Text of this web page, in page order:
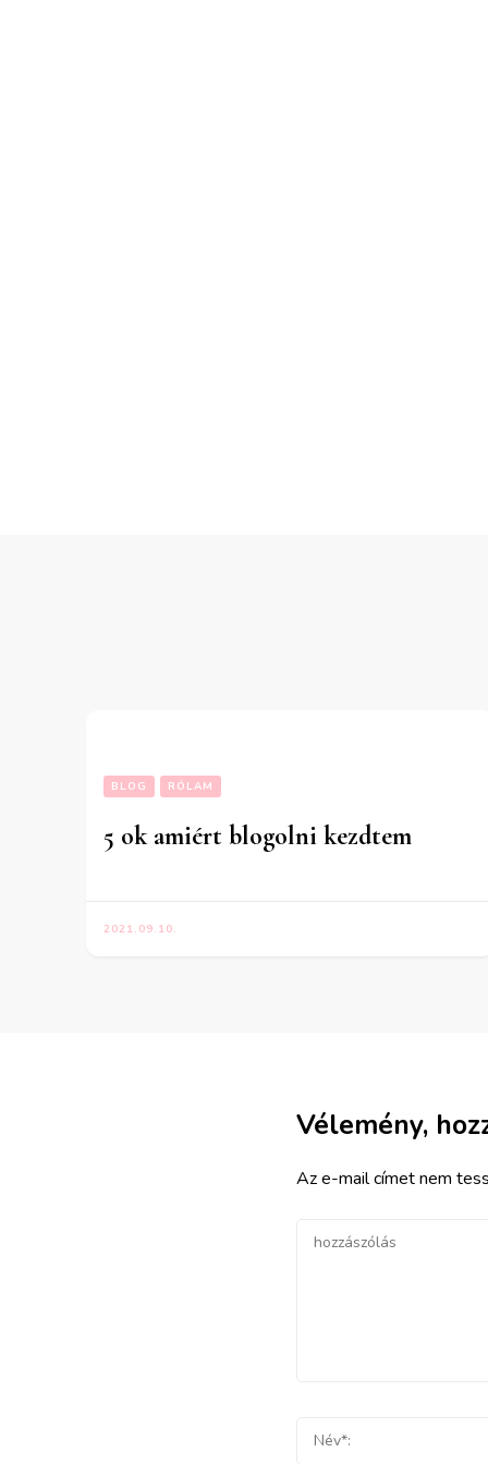
BLOG RÓLAM
5 ok amiért blogolni kezdtem
2021.09.10.
Vélemény,
Az e-mail címet nem